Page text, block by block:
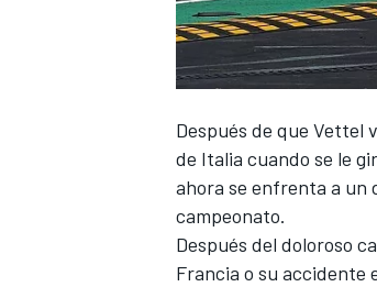
Después de que Vettel
de Italia cuando se le
ahora se enfrenta a un
campeonato.
Después del doloroso
Francia o su accidente